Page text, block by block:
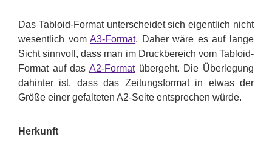
Das Tabloid-Format unterscheidet sich eigentlich nicht
wesentlich vomA3-Format. Daher wäre es auf lange
Sicht sinnvoll, dass man im Druckbereich vom Tabloid-
Format auf das A2-Formatübergeht. Die Überlegung
dahinter ist, dass das Zeitungsformat in etwas der
Größe einer gefalteten A2-Seite entsprechen würde.
Herkunft